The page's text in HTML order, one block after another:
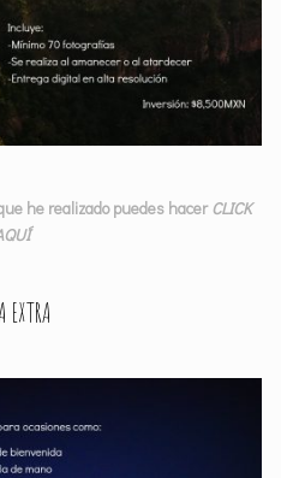
he realizado puedes hacerCLICK
EXTRA